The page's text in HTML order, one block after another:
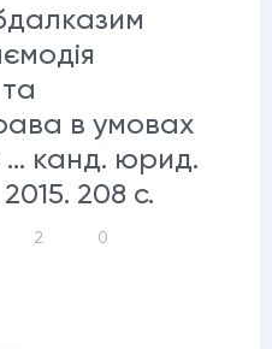
в умовах
… канд. юрид.
208 с.
2 0